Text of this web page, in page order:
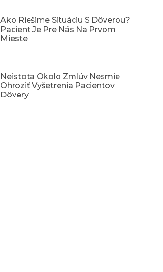
Ako Riešime Situáciu S Dôverou?
Pacient Je Pre Nás Na Prvom
Mieste
Neistota Okolo Zmlúv Nesmie
Ohroziť Vyšetrenia Pacientov
Dôvery